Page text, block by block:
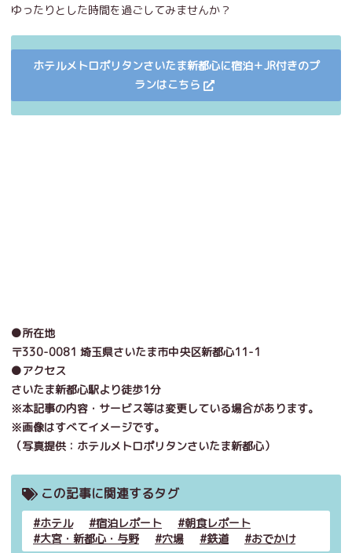
ゆったりとした時間を過ごしてみませんか？
ホテルメトロポリタンさいたま新都心に宿泊＋JR付きのプ
ランはこちら
●所在地
〒330-0081 埼玉県さいたま市中央区新都心11-1
●アクセス
さいたま新都心駅より徒歩1分
※本記事の内容・サービス等は変更している場合があります。
※画像はすべてイメージです。
（写真提供： ホテルメトロポリタンさいたま新都心）
この記事に関連するタグ
ホテル 宿泊レポート
朝食レポート
大宮・新都心・与野
穴場 鉄道 おでかけ